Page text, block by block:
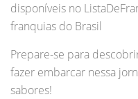
disponíveis no
franquias do Brasil
Prepare-se para
fazer embarcar nessa
sabores!